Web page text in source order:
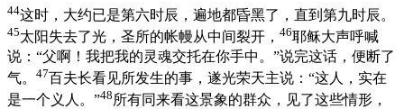
44这时，大约已是第六时辰，遍地都昏黑了，直到第九时辰。
45太阳失去了光，圣所的帐幔从中间裂开， 46耶稣大声呼喊
说：“父啊！我把我的灵魂交托在你手中。”说完这话，便断了
气。 47百夫长看见所发生的事，遂光荣天主说：“这人，实在
是一个义人。”48 所有同来看这景象的群众，见了这些情形，